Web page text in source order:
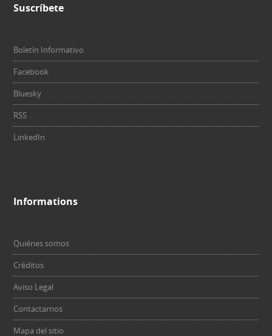
Suscríbete
Boletín Informativo
Facebook
Bluesky
RSS
LinkedIn
Informations
Quiénes somos
Créditos
Aviso Legal
Contactarnos
Mapa del sitio